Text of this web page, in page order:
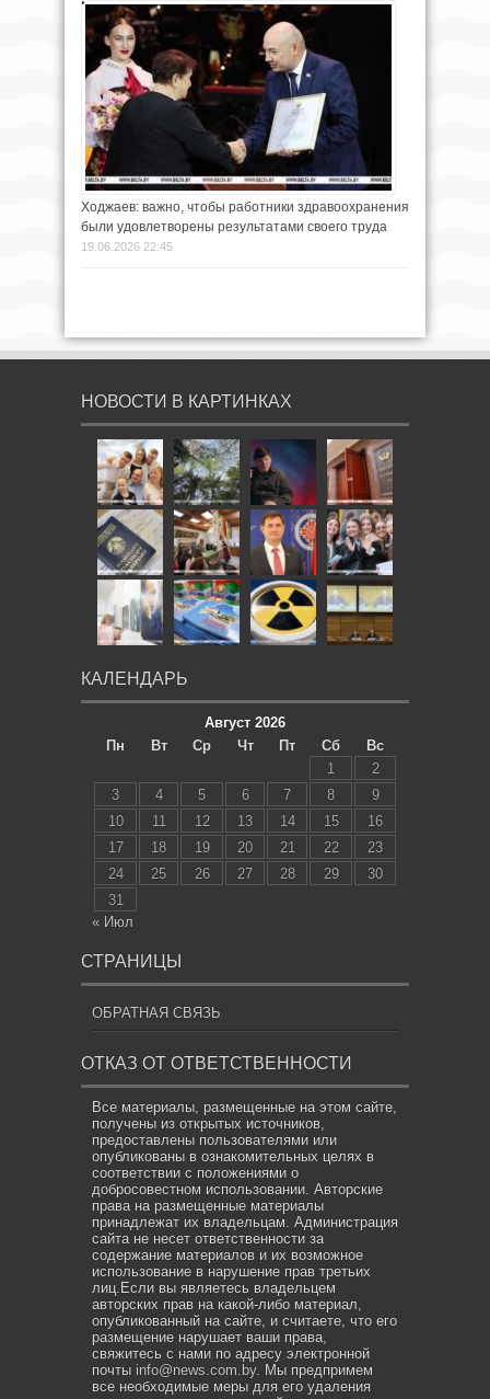
Ходжаев: важно, чтобы работники здравоохранения
были удовлетворены результатами своего труда
19.06.2026 22:45
НОВОСТИ В КАРТИНКАХ
КАЛЕНДАРЬ
Август 2026
Пн
Вт Ср Чт Пт Сб
Вс
1
2
3
4 5 6 7 8
9
10
11 12 13 14 15
16
17
18 19 20 21 22
23
24
25 26 27 28 29
30
31
« Июл
СТРАНИЦЫ
ОБРАТНАЯ СВЯЗЬ
ОТКАЗ ОТ ОТВЕТСТВЕННОСТИ
Все материалы, размещенные на этом сайте,
получены из открытых источников,
предоставлены пользователями или
опубликованы в ознакомительных целях в
соответствии с положениями о
добросовестном использовании. Авторские
права на размещенные материалы
принадлежат их владельцам. Администрация
сайта не несет ответственности за
содержание материалов и их возможное
использование в нарушение прав третьих
лиц.Если вы являетесь владельцем
авторских прав на какой-либо материал,
опубликованный на сайте, и считаете, что его
размещение нарушает ваши права,
свяжитесь с нами по адресу электронной
почты info@news.com.by. Мы предпримем
все необходимые меры для его удаления